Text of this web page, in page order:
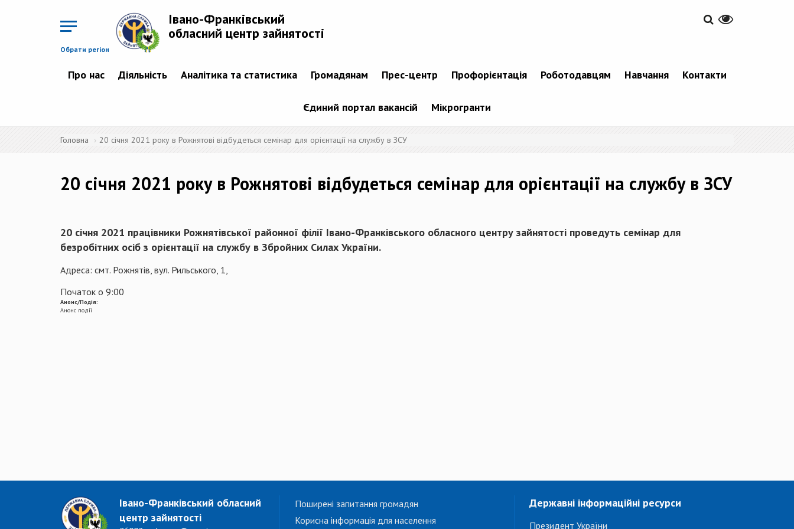
Обрати регіон
Івано-Франківський
обласний центр зайнятості
Про нас Діяльність Аналітика та статистика Громадянам Прес-центр Профорієнтація Роботодавцям Навчання Контакти
Єдиний портал вакансій Мікрогранти
Головна 20 січня 2021 року в Рожнятові відбудеться семінар для орієнтації на службу в ЗСУ
20 січня 2021 року в Рожнятові відбудеться семінар для орієнтації на службу в ЗСУ
20 січня 2021 працівники Рожнятівської районної філії Івано-Франківського обласного центру зайнятості проведуть семінар для
безробітних осіб з орієнтації на службу в Збройних Силах України.
Адреса: смт. Рожнятів, вул. Рильського, 1,
Початок о 9:00
Анонс/Подія:
Анонс події
Івано-Франківський обласний
центр зайнятості
Поширені запитання громадян
Корисна інформація для населення
Державні інформаційні ресурси
Президент України